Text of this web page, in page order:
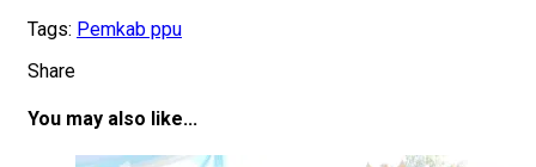
Tags: Pemkab ppu
Share
You may also like...